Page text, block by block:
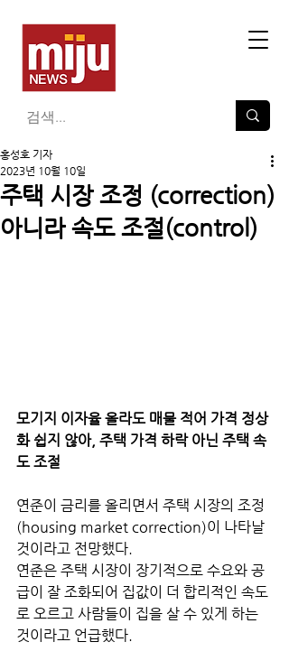
주택 시장 조정 (correction)
아니라 속도 조절(control)
홍성호 기자
2023년 10월 10일
모기지 이자율 올라도 매물 적어 가격 정상
화 쉽지 않아, 주택 가격 하락 아닌 주택 속
도 조절
연준이 금리를 올리면서 주택 시장의 조정
(housing market correction)이 나타날
것이라고 전망했다.
연준은 주택 시장이 장기적으로 수요와 공
급이 잘 조화되어 집값이 더 합리적인 속도
로 오르고 사람들이 집을 살 수 있게 하는
것이라고 언급했다.